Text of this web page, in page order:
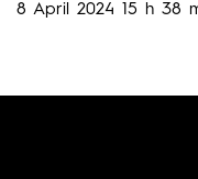
8 April 2024 15 h 38